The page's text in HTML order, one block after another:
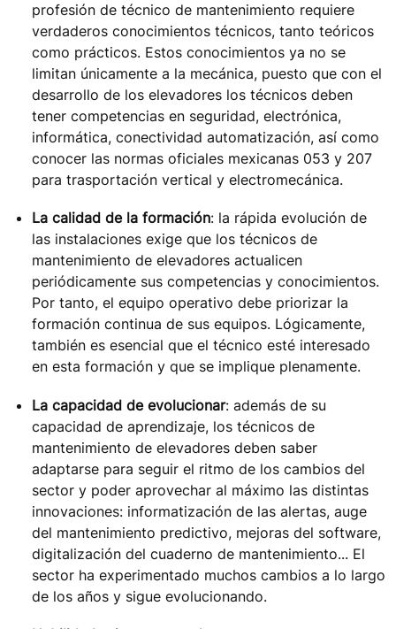
profesión de técnico de mantenimiento requiere
verdaderos conocimientos técnicos, tanto teóricos
como prácticos. Estos conocimientos ya no se
limitan únicamente a la mecánica, puesto que con el
desarrollo de los elevadores los técnicos deben
tener competencias en seguridad, electrónica,
informática, conectividad automatización, así como
conocer las normas oficiales mexicanas 053 y 207
para trasportación vertical y electromecánica.
La calidad de la formación: la rápida evolución de
las instalaciones exige que los técnicos de
mantenimiento de elevadores actualicen
periódicamente sus competencias y conocimientos.
Por tanto, el equipo operativo debe priorizar la
formación continua de sus equipos. Lógicamente,
también es esencial que el técnico esté interesado
en esta formación y que se implique plenamente.
La capacidad de evolucionar: además de su
capacidad de aprendizaje, los técnicos de
mantenimiento de elevadores deben saber
adaptarse para seguir el ritmo de los cambios del
sector y poder aprovechar al máximo las distintas
innovaciones: informatización de las alertas, auge
del mantenimiento predictivo, mejoras del software,
digitalización del cuaderno de mantenimiento... El
sector ha experimentado muchos cambios a lo largo
de los años y sigue evolucionando.